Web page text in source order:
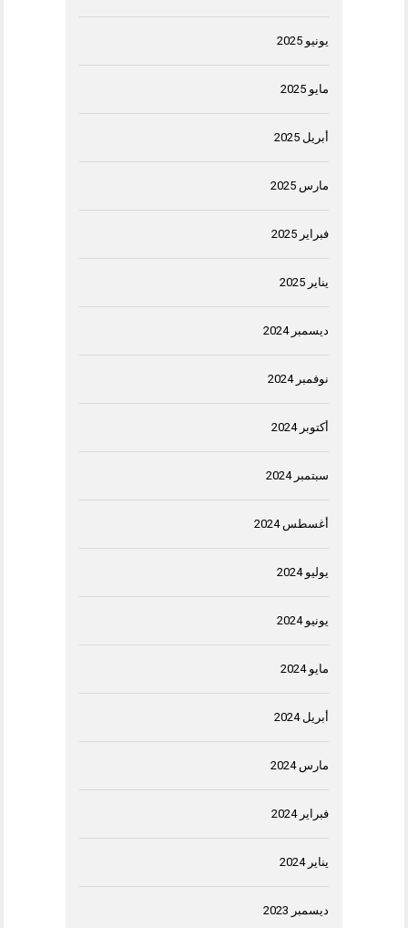
يونيو 2025
مايو 2025
أبريل 2025
مارس 2025
فبراير 2025
يناير 2025
ديسمبر 2024
نوفمبر 2024
أكتوبر 2024
سبتمبر 2024
أغسطس 2024
يوليو 2024
يونيو 2024
مايو 2024
أبريل 2024
مارس 2024
فبراير 2024
يناير 2024
ديسمبر 2023